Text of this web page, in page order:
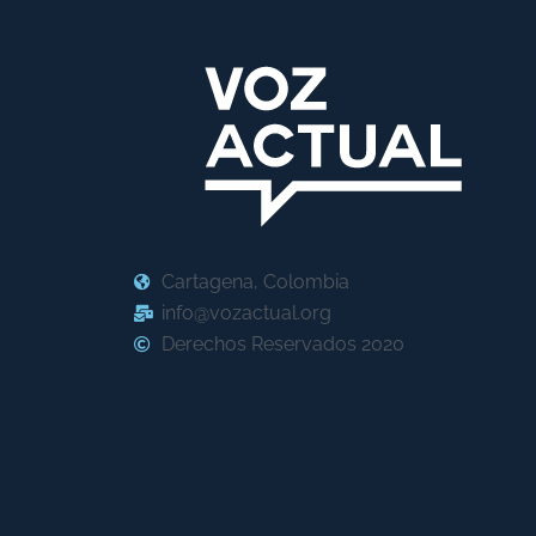
Cartagena, Colombia
info@vozactual.org
Derechos Reservados 2020